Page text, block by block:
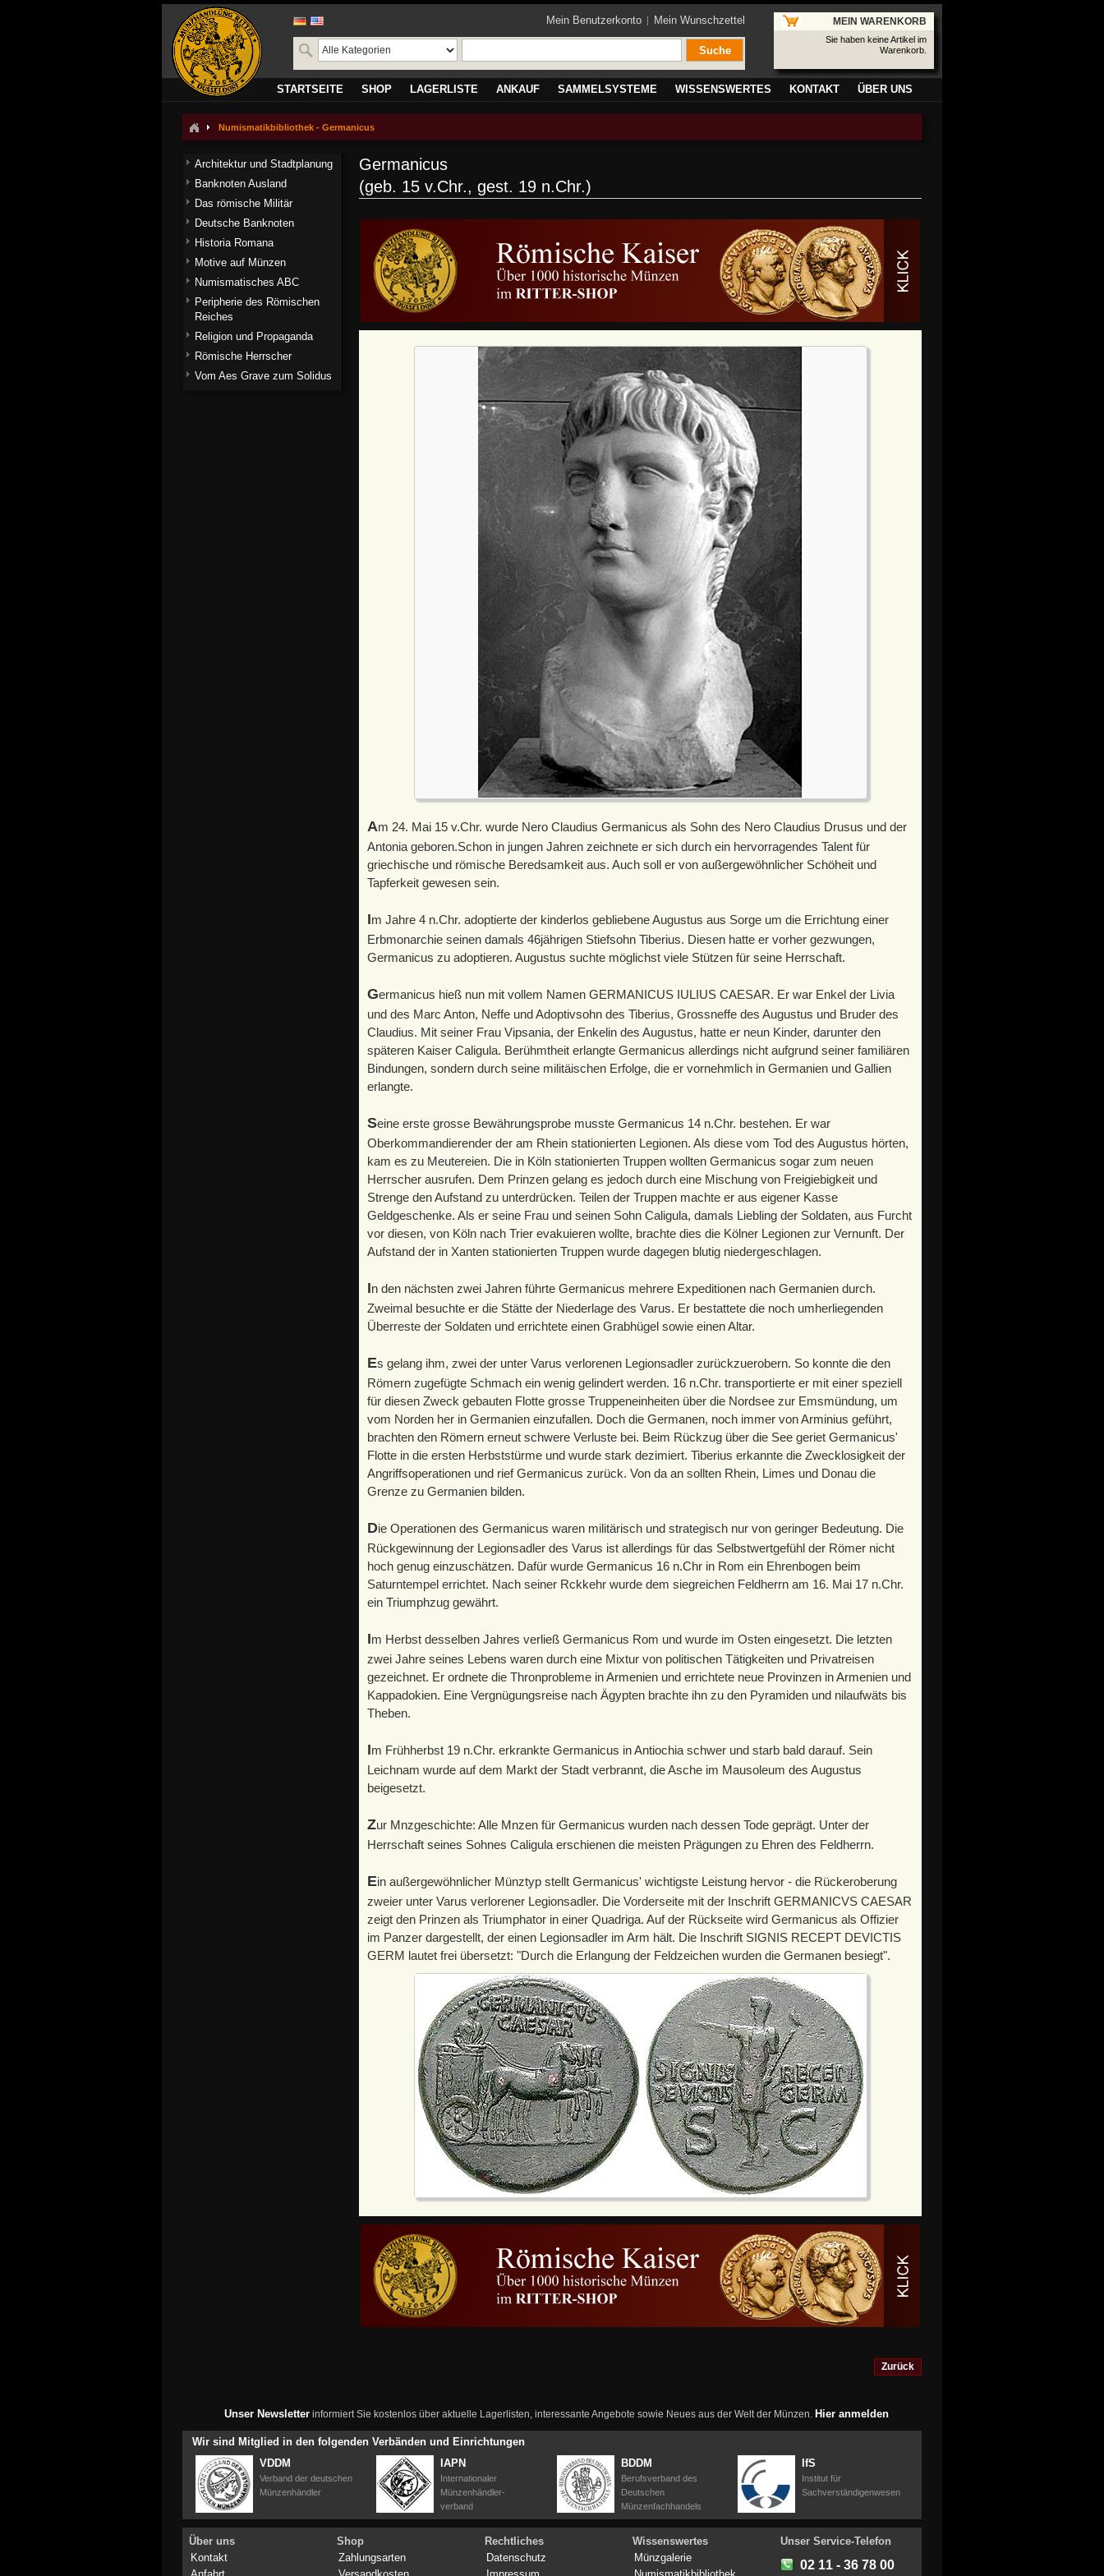
Mein Benutzerkonto Mein Wunschzettel
Suche
MEIN WARENKORB
Sie haben keine Artikel im
Warenkorb.
STARTSEITE SHOP LAGERLISTE ANKAUF SAMMELSYSTEME WISSENSWERTES KONTAKT ÜBER UNS
Numismatikbibliothek - Germanicus
Germanicus
(geb. 15 v.Chr., gest. 19 n.Chr.)
Am 24. Mai 15 v.Chr. wurde Nero Claudius Germanicus als Sohn des Nero Claudius Drusus und der
Antonia geboren.Schon in jungen Jahren zeichnete er sich durch ein hervorragendes Talent für
griechische und römische Beredsamkeit aus. Auch soll er von außergewöhnlicher Schöheit und
Tapferkeit gewesen sein.
Im Jahre 4 n.Chr. adoptierte der kinderlos gebliebene Augustus aus Sorge um die Errichtung einer
Erbmonarchie seinen damals 46jährigen Stiefsohn Tiberius. Diesen hatte er vorher gezwungen,
Germanicus zu adoptieren. Augustus suchte möglichst viele Stützen für seine Herrschaft.
Germanicus hieß nun mit vollem Namen GERMANICUS IULIUS CAESAR. Er war Enkel der Livia
und des Marc Anton, Neffe und Adoptivsohn des Tiberius, Grossneffe des Augustus und Bruder des
Claudius. Mit seiner Frau Vipsania, der Enkelin des Augustus, hatte er neun Kinder, darunter den
späteren Kaiser Caligula. Berühmtheit erlangte Germanicus allerdings nicht aufgrund seiner familiären
Bindungen, sondern durch seine militäischen Erfolge, die er vornehmlich in Germanien und Gallien
erlangte.
Seine erste grosse Bewährungsprobe musste Germanicus 14 n.Chr. bestehen. Er war
Oberkommandierender der am Rhein stationierten Legionen. Als diese vom Tod des Augustus hörten,
kam es zu Meutereien. Die in Köln stationierten Truppen wollten Germanicus sogar zum neuen
Herrscher ausrufen. Dem Prinzen gelang es jedoch durch eine Mischung von Freigiebigkeit und
Strenge den Aufstand zu unterdrücken. Teilen der Truppen machte er aus eigener Kasse
Geldgeschenke. Als er seine Frau und seinen Sohn Caligula, damals Liebling der Soldaten, aus Furcht
vor diesen, von Köln nach Trier evakuieren wollte, brachte dies die Kölner Legionen zur Vernunft. Der
Aufstand der in Xanten stationierten Truppen wurde dagegen blutig niedergeschlagen.
In den nächsten zwei Jahren führte Germanicus mehrere Expeditionen nach Germanien durch.
Zweimal besuchte er die Stätte der Niederlage des Varus. Er bestattete die noch umherliegenden
Überreste der Soldaten und errichtete einen Grabhügel sowie einen Altar.
Es gelang ihm, zwei der unter Varus verlorenen Legionsadler zurückzuerobern. So konnte die den
Römern zugefügte Schmach ein wenig gelindert werden. 16 n.Chr. transportierte er mit einer speziell
für diesen Zweck gebauten Flotte grosse Truppeneinheiten über die Nordsee zur Emsmündung, um
vom Norden her in Germanien einzufallen. Doch die Germanen, noch immer von Arminius geführt,
brachten den Römern erneut schwere Verluste bei. Beim Rückzug über die See geriet Germanicus'
Flotte in die ersten Herbststürme und wurde stark dezimiert. Tiberius erkannte die Zwecklosigkeit der
Angriffsoperationen und rief Germanicus zurück. Von da an sollten Rhein, Limes und Donau die
Grenze zu Germanien bilden.
Die Operationen des Germanicus waren militärisch und strategisch nur von geringer Bedeutung. Die
Rückgewinnung der Legionsadler des Varus ist allerdings für das Selbstwertgefühl der Römer nicht
hoch genug einzuschätzen. Dafür wurde Germanicus 16 n.Chr in Rom ein Ehrenbogen beim
Saturntempel errichtet. Nach seiner Rckkehr wurde dem siegreichen Feldherrn am 16. Mai 17 n.Chr.
ein Triumphzug gewährt.
Im Herbst desselben Jahres verließ Germanicus Rom und wurde im Osten eingesetzt. Die letzten
zwei Jahre seines Lebens waren durch eine Mixtur von politischen Tätigkeiten und Privatreisen
gezeichnet. Er ordnete die Thronprobleme in Armenien und errichtete neue Provinzen in Armenien und
Kappadokien. Eine Vergnügungsreise nach Ägypten brachte ihn zu den Pyramiden und nilaufwäts bis
Theben.
Im Frühherbst 19 n.Chr. erkrankte Germanicus in Antiochia schwer und starb bald darauf. Sein
Leichnam wurde auf dem Markt der Stadt verbrannt, die Asche im Mausoleum des Augustus
beigesetzt.
Zur Mnzgeschichte: Alle Mnzen für Germanicus wurden nach dessen Tode geprägt. Unter der
Herrschaft seines Sohnes Caligula erschienen die meisten Prägungen zu Ehren des Feldherrn.
Ein außergewöhnlicher Münztyp stellt Germanicus' wichtigste Leistung hervor - die Rückeroberung
zweier unter Varus verlorener Legionsadler. Die Vorderseite mit der Inschrift GERMANICVS CAESAR
zeigt den Prinzen als Triumphator in einer Quadriga. Auf der Rückseite wird Germanicus als Offizier
im Panzer dargestellt, der einen Legionsadler im Arm hält. Die Inschrift SIGNIS RECEPT DEVICTIS
GERM lautet frei übersetzt: "Durch die Erlangung der Feldzeichen wurden die Germanen besiegt".
Zurück
Architektur und Stadtplanung
Banknoten Ausland
Das römische Militär
Deutsche Banknoten
Historia Romana
Motive auf Münzen
Numismatisches ABC
Peripherie des Römischen
Reiches
Religion und Propaganda
Römische Herrscher
Vom Aes Grave zum Solidus
Unser Newsletterinformiert Sie kostenlos über aktuelle Lagerlisten, interessante Angebote sowie Neues aus der Welt der Münzen. Hier anmelden
Wir sind Mitglied in den folgenden Verbänden und Einrichtungen
VDDM
Verband der deutschen
Münzenhändler
IAPN
Internationaler
Münzenhändler-
verband
BDDM
Berufsverband des
Deutschen
Münzenfachhandels
IfS
Institut für
Sachverständigenwesen
Über uns
Kontakt
Shop
Zahlungsarten
Rechtliches
Datenschutz
Wissenswertes
Münzgalerie
Unser Service-Telefon
02 11 - 36 78 00